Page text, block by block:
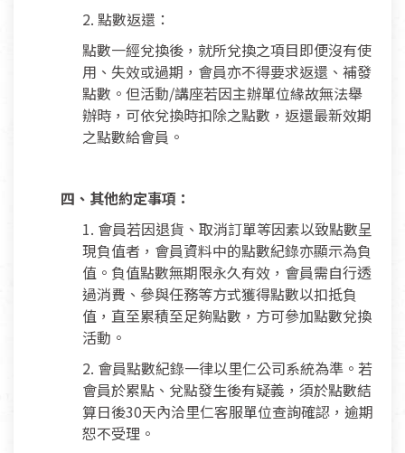
2. 點數返還：
點數一經兌換後，就所兌換之項目即便沒有使
用、失效或過期，會員亦不得要求返還、補發
點數。但活動/講座若因主辦單位緣故無法舉
辦時，可依兌換時扣除之點數，返還最新效期
之點數給會員。
四、其他約定事項：
1. 會員若因退貨、取消訂單等因素以致點數呈
現負值者，會員資料中的點數紀錄亦顯示為負
值。負值點數無期限永久有效，會員需自行透
過消費、參與任務等方式獲得點數以扣抵負
值，直至累積至足夠點數，方可參加點數兌換
活動。
2. 會員點數紀錄一律以里仁公司系統為準。若
會員於累點、兌點發生後有疑義，須於點數結
算日後30天內洽里仁客服單位查詢確認，逾期
恕不受理。